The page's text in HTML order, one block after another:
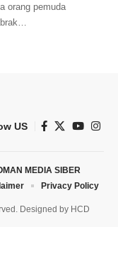
orang pemuda
US
Designed by HCD
MEDIA SIBER
Privacy Policy